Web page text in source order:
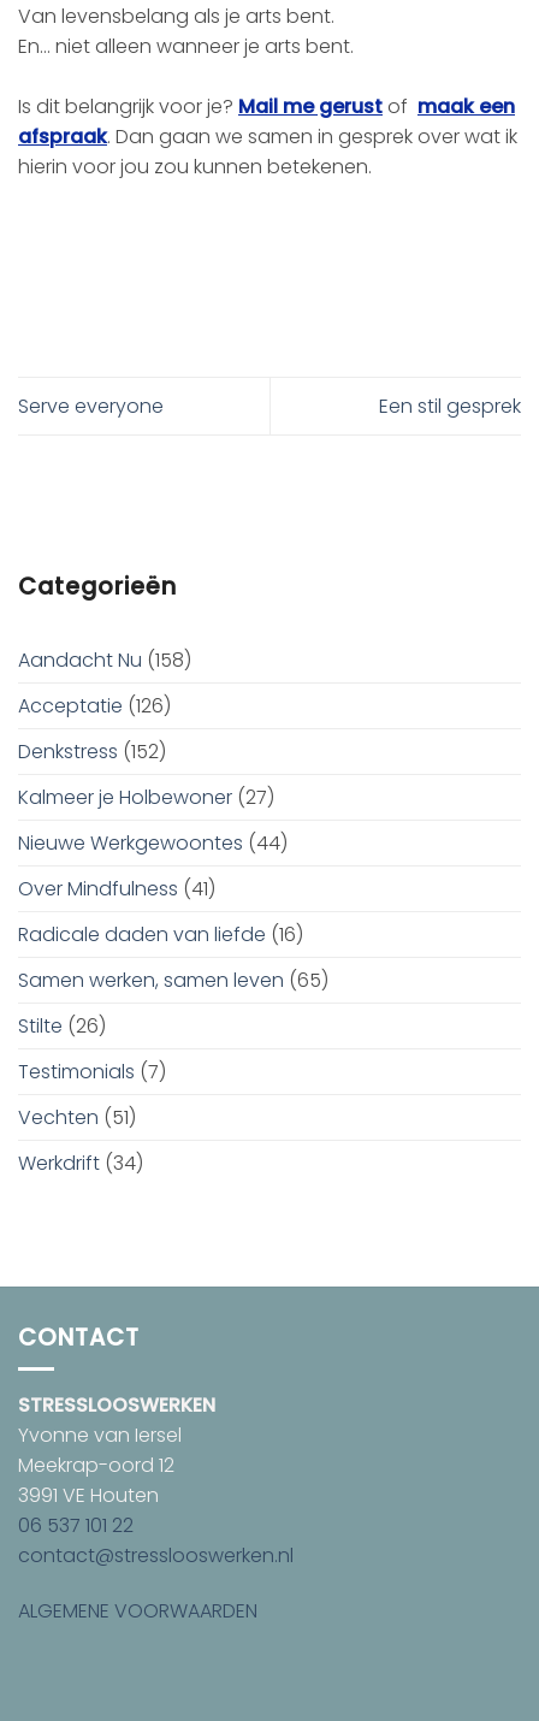
Van levensbelang als je arts bent.
En… niet alleen wanneer je arts bent.
Is dit belangrijk voor je? Mail me gerustof maak een
afspraak. Dan gaan we samen in gesprek over wat ik
hierin voor jou zou kunnen betekenen.
Serve everyone Een stil gesprek
Categorieën
Aandacht Nu (158)
Acceptatie (126)
Denkstress (152)
Kalmeer je Holbewoner (27)
Nieuwe Werkgewoontes (44)
Over Mindfulness (41)
Radicale daden van liefde (16)
Samen werken, samen leven (65)
Stilte (26)
Testimonials (7)
Vechten (51)
Werkdrift (34)
CONTACT
STRESSLOOSWERKEN
Yvonne van Iersel
Meekrap-oord 12
3991 VE Houten
06 537 101 22
contact@stresslooswerken.nl
ALGEMENE VOORWAARDEN